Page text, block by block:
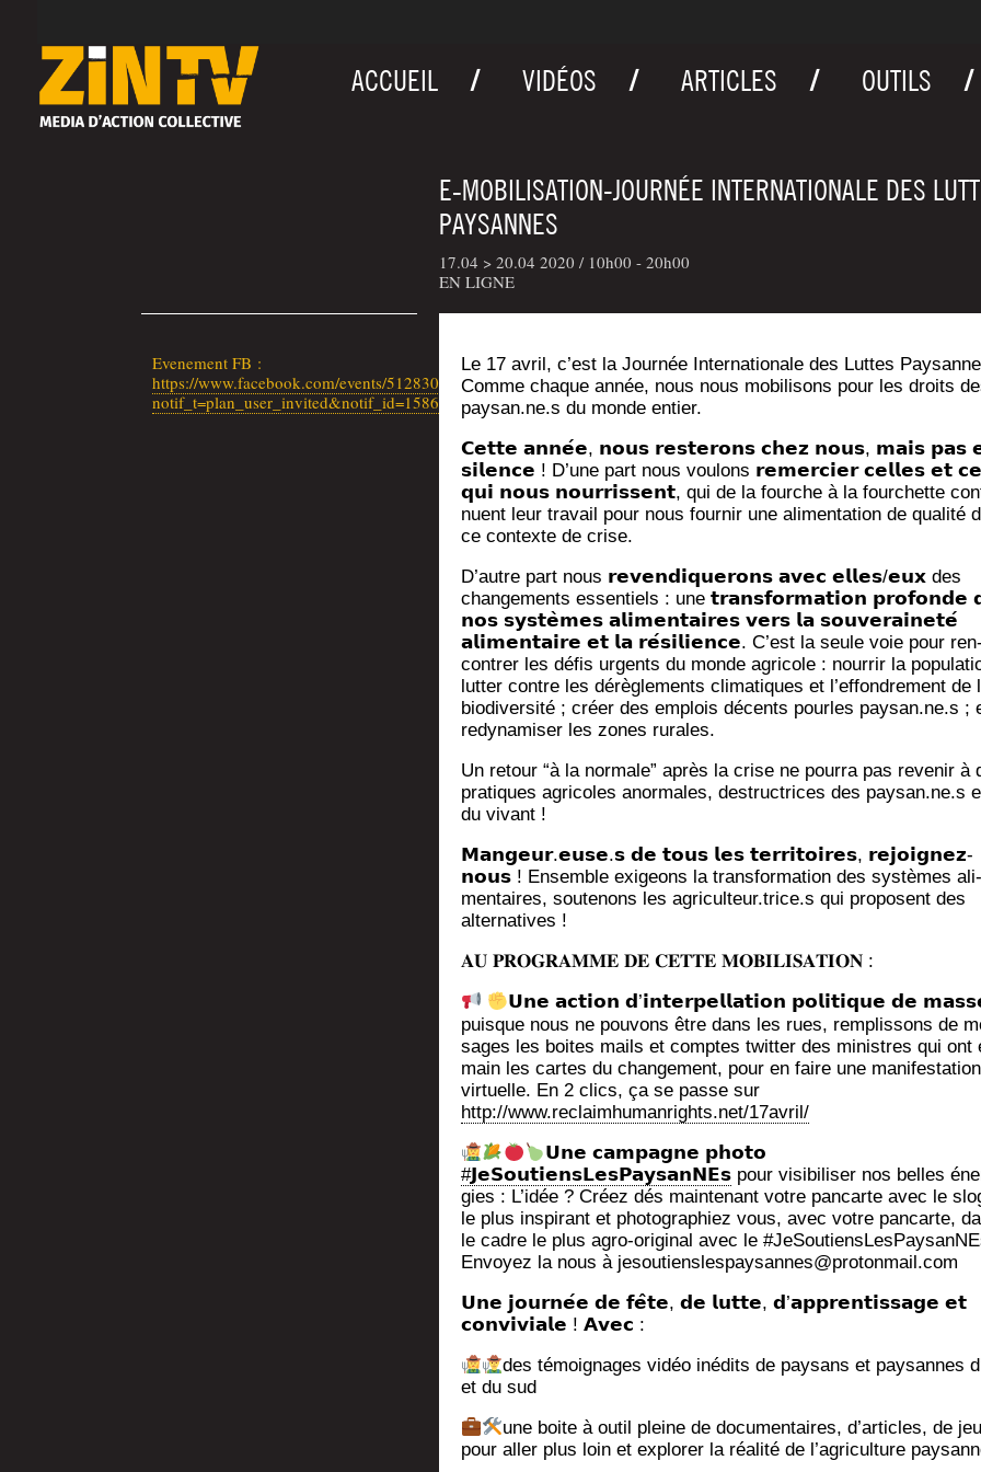
ACCUEIL VIDÉOS ARTICLES OUTILS
E‑MOBILISATION-JOURNÉE INTERNATIONALE DES
PAYSANNES
17.04 > 20.04 2020 / 10h00 - 20h00
EN LIGNE
Eve­ne­ment FB :
https://www.facebook.com/events/512830836316212/?
notif_t=plan_user_invited&notif_id=1586864585303736
Le 17 avril, c’est la Jour­née Inter­na­tio­nale des Luttes
Comme chaque année, nous nous mobi­li­sons pour les droits
paysan.ne.s du monde entier.
𝗖𝗲𝘁𝘁𝗲 𝗮𝗻𝗻𝗲́𝗲, 𝗻𝗼𝘂𝘀 𝗿𝗲𝘀𝘁𝗲𝗿𝗼𝗻𝘀 𝗰𝗵𝗲𝘇 𝗻𝗼𝘂𝘀, 𝗺𝗮𝗶𝘀 𝗽𝗮𝘀
𝘀𝗶𝗹𝗲𝗻𝗰𝗲 ! D’une part nous vou­lons 𝗿𝗲𝗺𝗲𝗿𝗰𝗶𝗲𝗿 𝗰𝗲𝗹𝗹𝗲𝘀 𝗲𝘁
𝗾𝘂𝗶 𝗻𝗼𝘂𝘀 𝗻𝗼𝘂𝗿𝗿𝗶𝘀𝘀𝗲𝗻𝘁, qui de la fourche à la four­chette
nuent leur tra­vail pour nous four­nir une ali­men­ta­tion de qua­li­té
ce contexte de crise.
D’autre part nous 𝗿𝗲𝘃𝗲𝗻𝗱𝗶𝗾𝘂𝗲𝗿𝗼𝗻𝘀 𝗮𝘃𝗲𝗰 𝗲𝗹𝗹𝗲𝘀/𝗲𝘂𝘅 des
chan­ge­ments essen­tiels : une 𝘁𝗿𝗮𝗻𝘀𝗳𝗼𝗿𝗺𝗮𝘁𝗶𝗼𝗻 𝗽𝗿𝗼𝗳𝗼𝗻𝗱𝗲
𝗻𝗼𝘀 𝘀𝘆𝘀𝘁𝗲̀𝗺𝗲𝘀 𝗮𝗹𝗶𝗺𝗲𝗻𝘁𝗮𝗶𝗿𝗲𝘀 𝘃𝗲𝗿𝘀 𝗹𝗮 𝘀𝗼𝘂𝘃𝗲𝗿𝗮𝗶𝗻𝗲𝘁𝗲́
𝗮𝗹𝗶𝗺𝗲𝗻𝘁𝗮𝗶𝗿𝗲 𝗲𝘁 𝗹𝗮 𝗿𝗲́𝘀𝗶𝗹𝗶𝗲𝗻𝗰𝗲. C’est la seule voie pour ren­
con­trer les défis urgents du monde agri­cole : nour­rir la
lut­ter contre les dérè­gle­ments cli­ma­tiques et l’ef­fon­dre­ment de
bio­di­ver­si­té ; créer des emplois décents pourles paysan.ne.s ;
redy­na­mi­ser les zones rurales.
Un retour “à la nor­male” après la crise ne pour­ra pas reve­nir à
pra­tiques agri­coles anor­males, des­truc­trices des paysan.ne.s
du vivant !
𝗠𝗮𝗻𝗴𝗲𝘂𝗿.𝗲𝘂𝘀𝗲.𝘀 𝗱𝗲 𝘁𝗼𝘂𝘀 𝗹𝗲𝘀 𝘁𝗲𝗿𝗿𝗶𝘁𝗼𝗶𝗿𝗲𝘀, 𝗿𝗲𝗷𝗼𝗶𝗴𝗻𝗲𝘇-
𝗻𝗼𝘂𝘀 ! Ensemble exi­geons la trans­for­ma­tion des sys­tèmes ali­
men­taires, sou­te­nons les agriculteur.trice.s qui pro­posent des
alternatives !
𝐀𝐔 𝐏𝐑𝐎𝐆𝐑𝐀𝐌𝐌𝐄 𝐃𝐄 𝐂𝐄𝐓𝐓𝐄 𝐌𝐎𝐁𝐈𝐋𝐈𝐒𝐀𝐓𝐈𝐎𝐍 :
𝗨𝗻𝗲 𝗮𝗰𝘁𝗶𝗼𝗻 𝗱’𝗶𝗻𝘁𝗲𝗿𝗽𝗲𝗹𝗹𝗮𝘁𝗶𝗼𝗻 𝗽𝗼𝗹𝗶𝘁𝗶𝗾𝘂𝗲 𝗱𝗲
puisque nous ne pou­vons être dans les rues, rem­plis­sons de
sages les boites mails et comptes twit­ter des ministres qui ont
main les cartes du chan­ge­ment, pour en faire une mani­fes­ta­tion
vir­tuelle. En 2 clics, ça se passe sur
http://www.reclaimhumanrights.net/17avril/
𝗨𝗻𝗲 𝗰𝗮𝗺𝗽𝗮𝗴𝗻𝗲 𝗽𝗵𝗼𝘁𝗼
#𝗝𝗲𝗦𝗼𝘂𝘁𝗶𝗲𝗻𝘀𝗟𝗲𝘀𝗣𝗮𝘆𝘀𝗮𝗻𝗡𝗘𝘀pour visi­bi­li­ser nos belles
gies : L’i­dée ? Créez dés main­te­nant votre pan­carte avec le
le plus ins­pi­rant et pho­to­gra­phiez vous, avec votre pan­carte,
le cadre le plus agro-ori­gi­nal avec le
Envoyez la nous à jesoutienslespaysannes@protonmail.com
𝗨𝗻𝗲 𝗷𝗼𝘂𝗿𝗻𝗲́𝗲 𝗱𝗲 𝗳𝗲̂𝘁𝗲, 𝗱𝗲 𝗹𝘂𝘁𝘁𝗲, 𝗱’𝗮𝗽𝗽𝗿𝗲𝗻𝘁𝗶𝘀𝘀𝗮𝗴𝗲 𝗲𝘁
𝗰𝗼𝗻𝘃𝗶𝘃𝗶𝗮𝗹𝗲 ! 𝗔𝘃𝗲𝗰 :
des témoi­gnages vidéo inédits de pay­sans et pay­sannes
et du sud
une boite à outil pleine de docu­men­taires, d’ar­ticles, de
pour aller plus loin et explo­rer la réa­li­té de l’a­gri­cul­ture